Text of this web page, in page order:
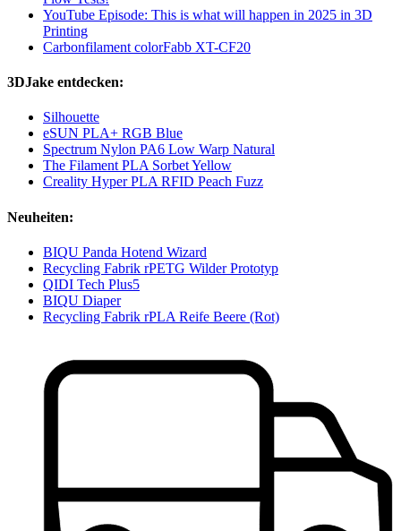
YouTube Episode: This is what will happen in 2025 in 3D
Printing
Carbonfilament colorFabb XT-CF20
3DJake entdecken:
Silhouette
eSUN PLA+ RGB Blue
Spectrum Nylon PA6 Low Warp Natural
The Filament PLA Sorbet Yellow
Creality Hyper PLA RFID Peach Fuzz
Neuheiten:
BIQU Panda Hotend Wizard
Recycling Fabrik rPETG Wilder Prototyp
QIDI Tech Plus5
BIQU Diaper
Recycling Fabrik rPLA Reife Beere (Rot)